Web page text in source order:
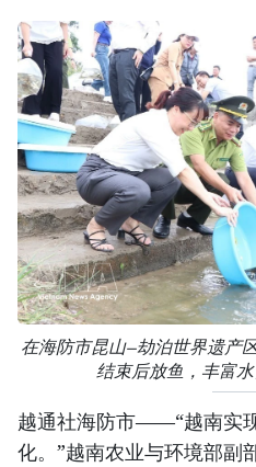
在海防市昆山—劫泊世界遗产
结束后放鱼，丰富
越通社海防市——“越南实
化。”越南农业与环境部副